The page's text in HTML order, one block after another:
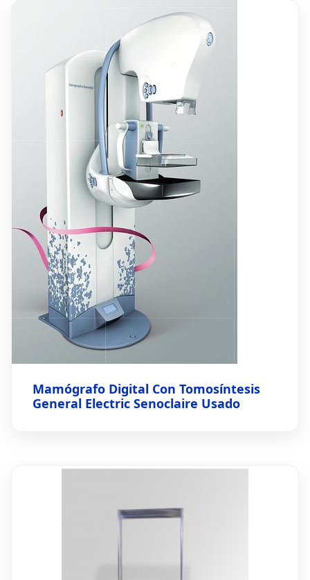
Mamógrafo Digital Con Tomosíntesis
General Electric Senoclaire Usado